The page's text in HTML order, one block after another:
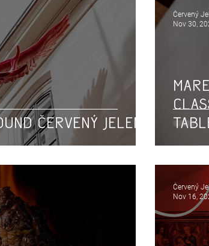
Červený Jelen
Červený
Nov 30,
Červený
Nov 16,